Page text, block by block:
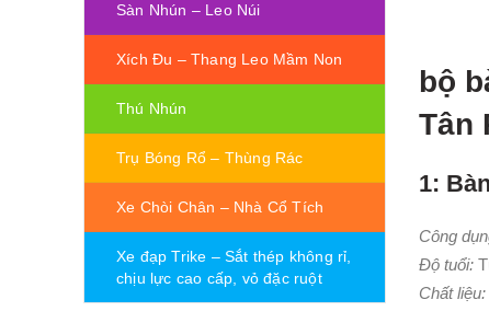
bộ
Tân
1:
Công
Độ tuổi:
Chất liệu:
Sàn Nhún – Leo Núi
Xích Đu – Thang Leo Mầm Non
Thú Nhún
Trụ Bóng Rổ – Thùng Rác
Xe Chòi Chân – Nhà Cổ Tích
Xe đạp Trike – Sắt thép không rỉ,
chịu lực cao cấp, vỏ đặc ruột